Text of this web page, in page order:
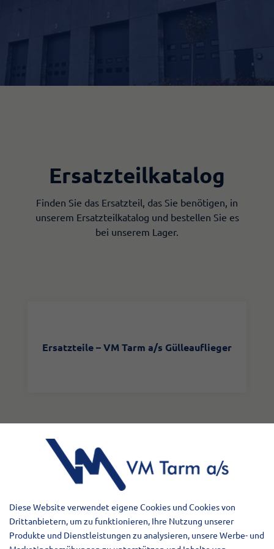
Ersatzteilkatalog
Finden Sie das Ersatzteil, das Sie benötigen, in
unserem Ersatzteilkatalog und bestellen Sie es
bei unserem Lager.​
​Ersatzteile – VM Tarm a/s Gülleauflieger
Abonnieren Sie unseren
Newsletter
Diese Website verwendet eigene Cookies und Cookies von
Drittanbietern, um zu funktionieren, Ihre Nutzung unserer
Produkte und Dienstleistungen zu analysieren, unsere Werbe- und